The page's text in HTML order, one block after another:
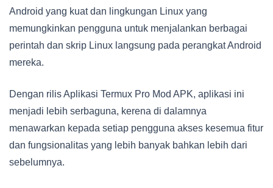
Android yang kuat dan lingkungan Linux yang
memungkinkan pengguna untuk menjalankan berbagai
perintah dan skrip Linux langsung pada perangkat Android
mereka.
Dengan rilis Aplikasi Termux Pro Mod APK, aplikasi ini
menjadi lebih serbaguna, kerena di dalamnya
menawarkan kepada setiap pengguna akses kesemua fitur
dan fungsionalitas yang lebih banyak bahkan lebih dari
sebelumnya.